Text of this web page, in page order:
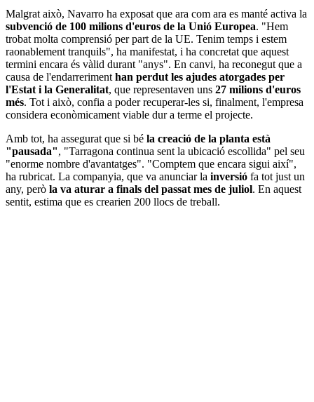
Malgrat això, Navarro ha exposat que ara com ara es manté activa la
subvenció de 100 milions d'euros de la Unió Europea. "Hem
trobat molta comprensió per part de la UE. Tenim temps i estem
raonablement tranquils", ha manifestat, i ha concretat que aquest
termini encara és vàlid durant "anys". En canvi, ha reconegut que a
causa de l'endarreriment han perdut les ajudes atorgades per
l'Estat i la Generalitat, que representaven uns 27 milions d'euros
més. Tot i això, confia a poder recuperar-les si, finalment, l'empresa
considera econòmicament viable dur a terme el projecte.
Amb tot, ha assegurat que si bé la creació de la planta està
"pausada", "Tarragona continua sent la ubicació escollida" pel seu
"enorme nombre d'avantatges". "Comptem que encara sigui així",
ha rubricat. La companyia, que va anunciar la inversió fa tot just un
any, però la va aturar a finals del passat mes de juliol. En aquest
sentit, estima que es crearien 200 llocs de treball.